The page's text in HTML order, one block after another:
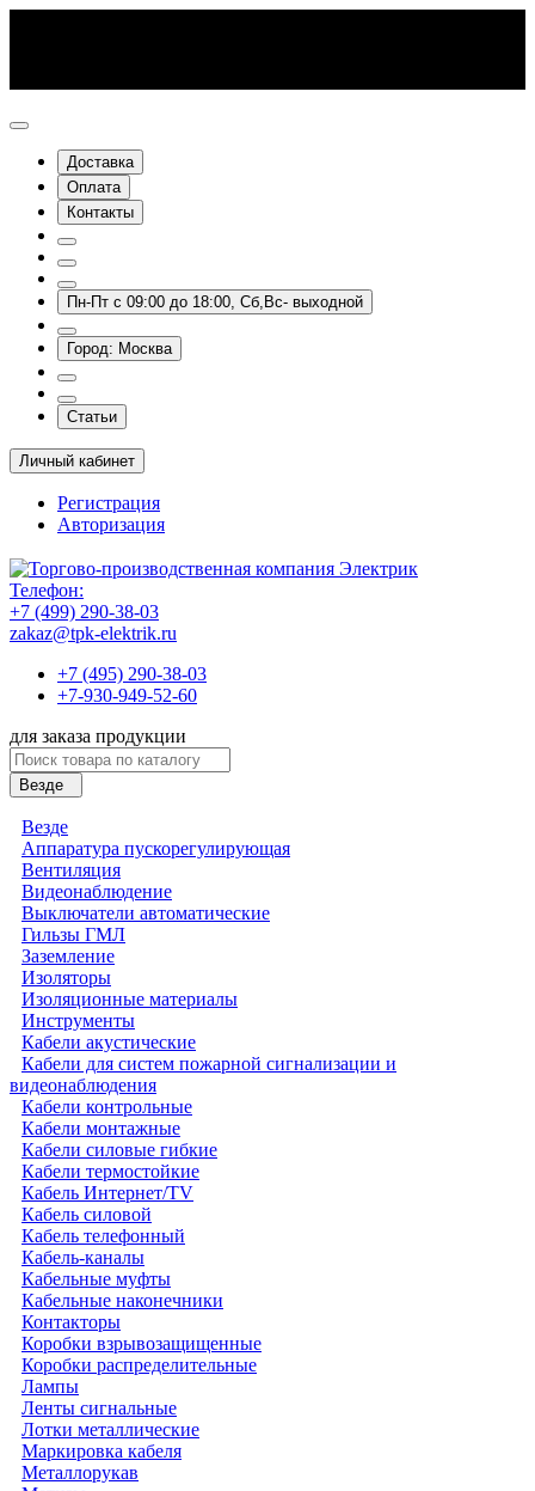
Доставка
Оплата
Контакты
Пн-Пт с 09:00 до 18:00, Сб,Вс- выходной
Город: Москва
Статьи
Личный кабинет
Регистрация
Авторизация
Телефон:
+7 (499) 290-38-03
zakaz@tpk-elektrik.ru
+7 (495) 290-38-03
+7-930-949-52-60
для заказа продукции
Везде
Везде
Аппаратура пускорегулирующая
Вентиляция
Видеонаблюдение
Выключатели автоматические
Гильзы ГМЛ
Заземление
Изоляторы
Изоляционные материалы
Инструменты
Кабели акустические
Кабели для систем пожарной сигнализации и
видеонаблюдения
Кабели контрольные
Кабели монтажные
Кабели силовые гибкие
Кабели термостойкие
Кабель Интернет/TV
Кабель силовой
Кабель телефонный
Кабель-каналы
Кабельные муфты
Кабельные наконечники
Контакторы
Коробки взрывозащищенные
Коробки распределительные
Лампы
Ленты сигнальные
Лотки металлические
Маркировка кабеля
Металлорукав